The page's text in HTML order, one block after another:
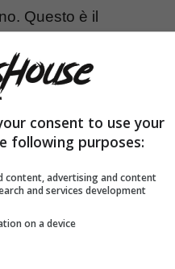
Questo è il
Il quale
consent to use your
following purposes:
content, advertising and content
and services development
on a device